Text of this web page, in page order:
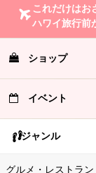
これだけはお
ハワイ旅行前
ショップ
イベント
ジャンル
グルメ・レストラン